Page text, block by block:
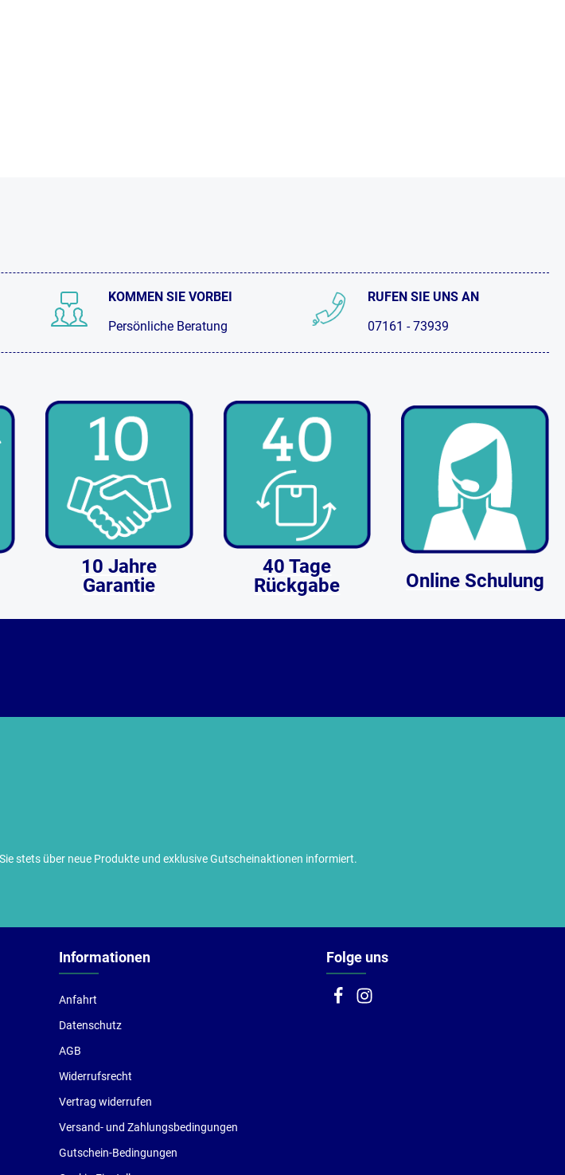
KOMMEN SIE VORBEI
Persönliche Beratung
RUFEN SIE UNS AN
07161 - 73939
10 Jahre
Garantie
40 Tage
Rückgabe
Online Schulung
Sie stets über neue Produkte und exklusive Gutscheinaktionen informiert.
Folge uns
Informationen
Anfahrt
Datenschutz
AGB
Widerrufsrecht
Vertrag widerrufen
Versand- und Zahlungsbedingungen
Gutschein-Bedingungen